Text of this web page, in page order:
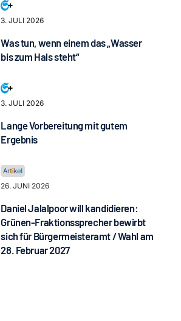
3. JULI 2026
Was tun, wenn einem das „Wasser
bis zum Hals steht“
3. JULI 2026
Lange Vorbereitung mit gutem
Ergebnis
26. JUNI 2026
Daniel Jalalpoor will kandidieren:
Grünen-Fraktionssprecher bewirbt
sich für Bürgermeisteramt / Wahl am
28. Februar 2027